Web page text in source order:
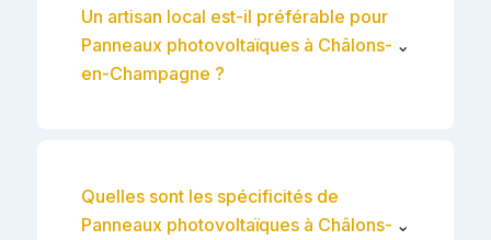
Un artisan local est-il préférable pour
Panneaux photovoltaïques à Châlons-
en-Champagne ?
⌄
Quelles sont les spécificités de
Panneaux photovoltaïques à Châlons- ⌄